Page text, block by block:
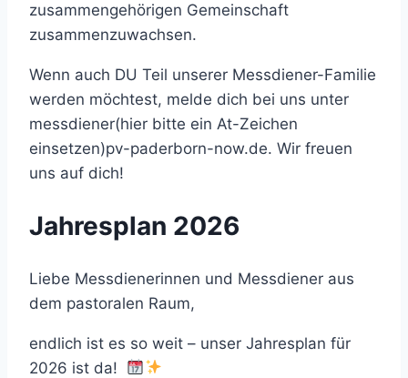
zusammengehörigen Gemeinschaft
zusammenzuwachsen.
Wenn auch DU Teil unserer Messdiener-Familie
werden möchtest, melde dich bei uns unter
messdiener(hier bitte ein At-Zeichen
einsetzen)pv-paderborn-now.de. Wir freuen
uns auf dich!
Jahresplan 2026
Liebe Messdienerinnen und Messdiener aus
dem pastoralen Raum,
endlich ist es so weit – unser Jahresplan für
2026 ist da!